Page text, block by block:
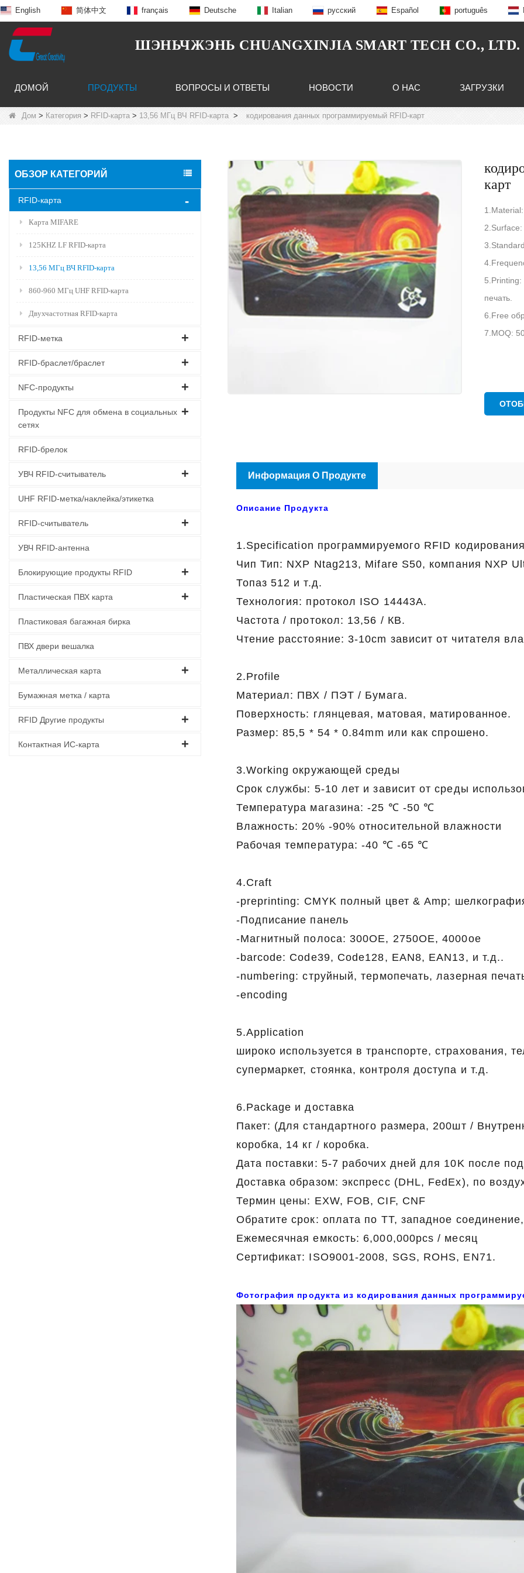
English 简体中文 français Deutsche Italian русский Español português
ШЭНЬЧЖЭНЬ CHUANGXINJIA SMART TECH CO., LTD.
ДОМОЙ ПРОДУКТЫ ВОПРОСЫ И ОТВЕТЫ НОВОСТИ О НАС ЗАГРУЗКИ
Дом > Категория > RFID-карта > 13,56 МГц ВЧ RFID-карта > кодирования данных программируемый RFID-карт
ОБЗОР КАТЕГОРИЙ
RFID-карта
Карта MIFARE
125KHZ LF RFID-карта
13,56 МГц ВЧ RFID-карта
860-960 МГц UHF RFID-карта
Двухчастотная RFID-карта
RFID-метка
RFID-браслет/браслет
NFC-продукты
Продукты NFC для обмена в социальных
сетях
RFID-брелок
УВЧ RFID-считыватель
UHF RFID-метка/наклейка/этикетка
RFID-считыватель
УВЧ RFID-антенна
Блокирующие продукты RFID
Пластическая ПВХ карта
Пластиковая багажная бирка
ПВХ двери вешалка
Металлическая карта
Бумажная метка / карта
RFID Другие продукты
Контактная ИС-карта
карт
2.Surface:
печать.
6.Free
7.MOQ:
Информация О Продукте
Описание Продукта
1.Specification программируемого RFID
Чип Тип: NXP Ntag213, Mifare S50, компания NXP
Топаз 512 и т.д.
Технология: протокол ISO 14443A.
Частота / протокол: 13,56 / КВ.
Чтение расстояние: 3-10cm зависит от читателя
2.Profile
Материал: ПВХ / ПЭТ / Бумага.
Поверхность: глянцевая, матовая, матированное.
Размер: 85,5 * 54 * 0.84mm или как спрошено.
3.Working окружающей среды
Срок службы: 5-10 лет и зависит от среды
Температура магазина: -25 ℃ -50 ℃
Влажность: 20% -90% относительной влажности
Рабочая температура: -40 ℃ -65 ℃
4.Craft
-preprinting: CMYK полный цвет & Amp;
-Подписание панель
-Магнитный полоса: 300OE, 2750OE, 4000oe
-barcode: Code39, Code128, EAN8, EAN13, и т.д..
-numbering: струйный, термопечать, лазерная
-encoding
5.Application
широко используется в транспорте, страхования,
супермаркет, стоянка, контроля доступа и т.д.
6.Package и доставка
Пакет: (Для стандартного размера, 200шт /
коробка, 14 кг / коробка.
Дата поставки: 5-7 рабочих дней для 10K после
Доставка образом: экспресс (DHL, FedEx), по
Термин цены: EXW, FOB, CIF, CNF
Обратите срок: оплата по TT, западное
Ежемесячная емкость: 6,000,000pcs / месяц
Сертификат: ISO9001-2008, SGS, ROHS, EN71.
Фотография продукта из кодирования данных